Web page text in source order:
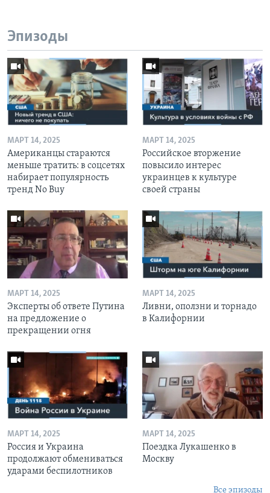
Эпизоды
МАРТ 14, 2025
Американцы стараются
меньше тратить: в соцсетях
набирает популярность
тренд No Buy
МАРТ 14, 2025
Российское вторжение
повысило интерес
украинцев к культуре
своей страны
МАРТ 14, 2025
Эксперты об ответе Путина
на предложение о
прекращении огня
МАРТ 14, 2025
Ливни, оползни и торнадо
в Калифорнии
МАРТ 14, 2025
Россия и Украина
продолжают обмениваться
ударами беспилотников
МАРТ 14, 2025
Поездка Лукашенко в
Москву
Все эпизоды